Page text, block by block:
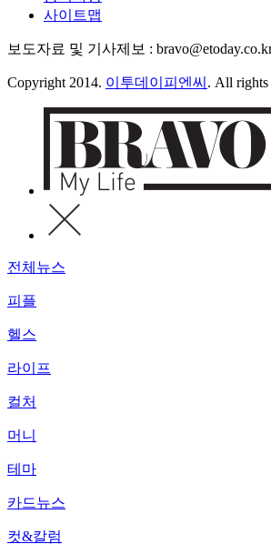
사이트맵
보도자료 및 기사제보 :
Copyright 2014. 이투데이피엔씨 . All rights
전체뉴스
피플
헬스
라이프
컬처
머니
테마
카드뉴스
컷&칼럼